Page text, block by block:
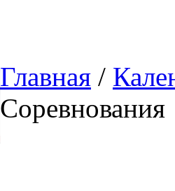
Главная /
Соревнования